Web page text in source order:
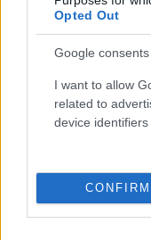
Opted Out
Google consents
I want to allow
related to
device identifiers
CONFIRM
o Στον Δήμο